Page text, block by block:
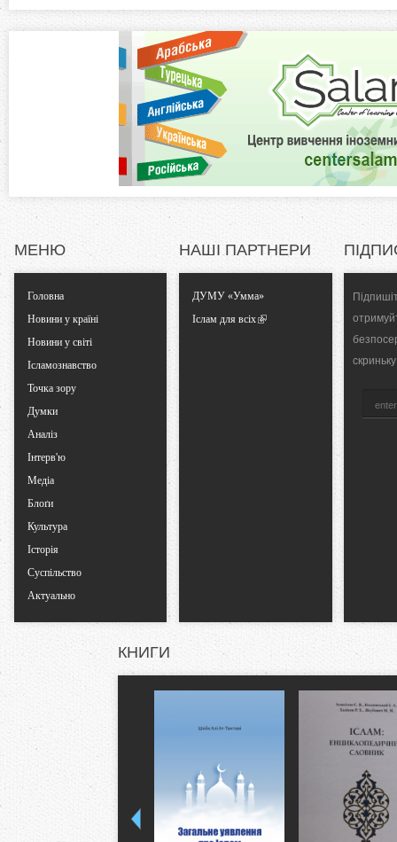
z
T
в
к
МЕНЮ
Головна
Новини у країні
Новини у світі
Ісламознавство
Точка зору
Думки
Аналіз
Інтерв'ю
Медіа
Блоґи
Культура
Історія
Суспільство
Актуально
НАШІ ПАРТНЕРИ
ДУМУ «Умма»
Іслам для всіх
КНИГИ